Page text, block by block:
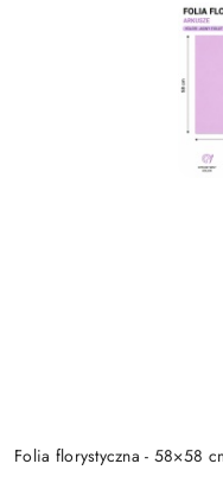
Folia florystyczna - 58×58